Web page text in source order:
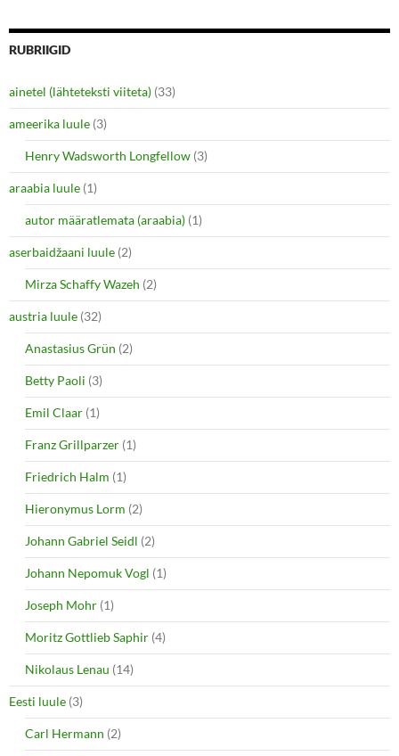
e
o
n
t
t
e
r
(
O
p
e
n
n
n
w
w
i
n
d
o
)
e
o
e
b
o
o
k
(
O
p
e
n
i
n
n
e
w
w
i
n
d
w
)
RUBRIIGID
ainetel (lähteteksti viiteta) (33)
ameerika luule (3)
Henry Wadsworth Longfellow (3)
araabia luule (1)
autor määratlemata (araabia) (1)
aserbaidžaani luule (2)
Mirza Schaffy Wazeh (2)
austria luule (32)
Anastasius Grün (2)
Betty Paoli (3)
Emil Claar (1)
Franz Grillparzer (1)
Friedrich Halm (1)
Hieronymus Lorm (2)
Johann Gabriel Seidl (2)
Johann Nepomuk Vogl (1)
Joseph Mohr (1)
Moritz Gottlieb Saphir (4)
Nikolaus Lenau (14)
Eesti luule (3)
Carl Hermann (2)